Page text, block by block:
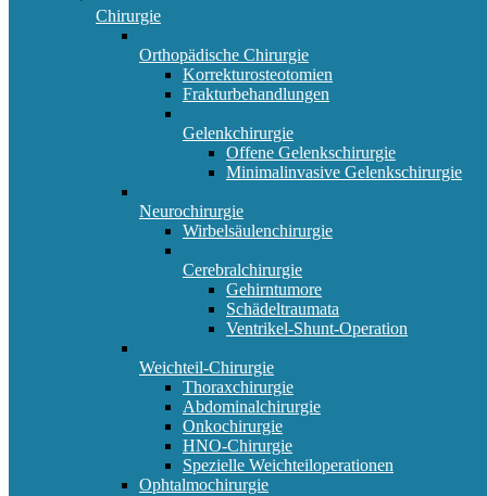
Chirurgie
Orthopädische Chirurgie
Korrekturosteotomien
Frakturbehandlungen
Gelenkchirurgie
Offene Gelenkschirurgie
Minimalinvasive Gelenkschirurgie
Neurochirurgie
Wirbelsäulenchirurgie
Cerebralchirurgie
Gehirntumore
Schädeltraumata
Ventrikel-Shunt-Operation
Weichteil-Chirurgie
Thoraxchirurgie
Abdominalchirurgie
Onkochirurgie
HNO-Chirurgie
Spezielle Weichteiloperationen
Ophtalmochirurgie